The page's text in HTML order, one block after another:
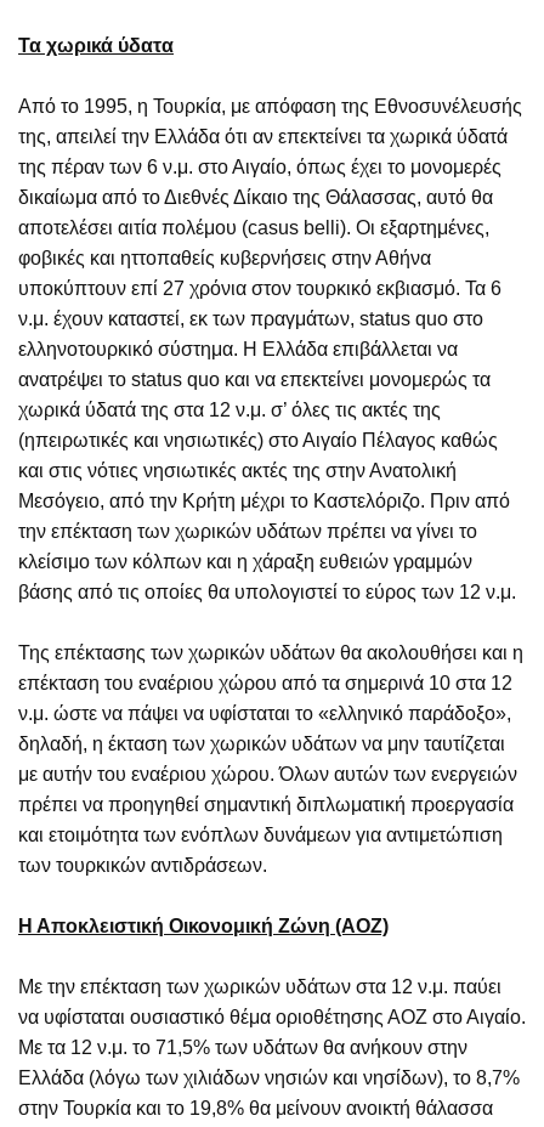
Τα χωρικά ύδατα
Από το 1995, η Τουρκία, με απόφαση της Εθνοσυνέλευσής
της, απειλεί την Ελλάδα ότι αν επεκτείνει τα χωρικά ύδατά
της πέραν των 6 ν.μ. στο Αιγαίο, όπως έχει το μονομερές
δικαίωμα από το Διεθνές Δίκαιο της Θάλασσας, αυτό θα
αποτελέσει αιτία πολέμου (casus belli). Οι εξαρτημένες,
φοβικές και ηττοπαθείς κυβερνήσεις στην Αθήνα
υποκύπτουν επί 27 χρόνια στον τουρκικό εκβιασμό. Τα 6
ν.μ. έχουν καταστεί, εκ των πραγμάτων, status quo στο
ελληνοτουρκικό σύστημα. Η Ελλάδα επιβάλλεται να
ανατρέψει το status quo και να επεκτείνει μονομερώς τα
χωρικά ύδατά της στα 12 ν.μ. σ’ όλες τις ακτές της
(ηπειρωτικές και νησιωτικές) στο Αιγαίο Πέλαγος καθώς
και στις νότιες νησιωτικές ακτές της στην Ανατολική
Μεσόγειο, από την Κρήτη μέχρι το Καστελόριζο. Πριν από
την επέκταση των χωρικών υδάτων πρέπει να γίνει το
κλείσιμο των κόλπων και η χάραξη ευθειών γραμμών
βάσης από τις οποίες θα υπολογιστεί το εύρος των 12 ν.μ.
Της επέκτασης των χωρικών υδάτων θα ακολουθήσει και η
επέκταση του εναέριου χώρου από τα σημερινά 10 στα 12
ν.μ. ώστε να πάψει να υφίσταται το «ελληνικό παράδοξο»,
δηλαδή, η έκταση των χωρικών υδάτων να μην ταυτίζεται
με αυτήν του εναέριου χώρου. Όλων αυτών των ενεργειών
πρέπει να προηγηθεί σημαντική διπλωματική προεργασία
και ετοιμότητα των ενόπλων δυνάμεων για αντιμετώπιση
των τουρκικών αντιδράσεων.
Η Αποκλειστική Οικονομική Ζώνη (ΑΟΖ)
Με την επέκταση των χωρικών υδάτων στα 12 ν.μ. παύει
να υφίσταται ουσιαστικό θέμα οριοθέτησης ΑΟΖ στο Αιγαίο.
Με τα 12 ν.μ. το 71,5% των υδάτων θα ανήκουν στην
Ελλάδα (λόγω των χιλιάδων νησιών και νησίδων), το 8,7%
στην Τουρκία και το 19,8% θα μείνουν ανοικτή θάλασσα